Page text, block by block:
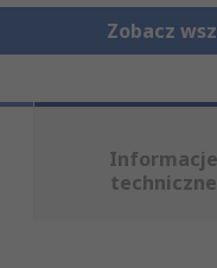
Zobacz
Informacje
techniczne